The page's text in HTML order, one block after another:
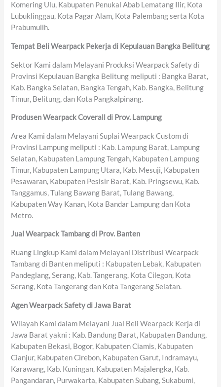
Komering Ulu, Kabupaten Penukal Abab Lematang Ilir, Kota
Lubuklinggau, Kota Pagar Alam, Kota Palembang serta Kota
Prabumulih.
Tempat Beli Wearpack Pekerja di Kepulauan Bangka Belitung
Sektor Kami dalam Melayani Produksi Wearpack Safety di
Provinsi Kepulauan Bangka Belitung meliputi : Bangka Barat,
Kab. Bangka Selatan, Bangka Tengah, Kab. Bangka, Belitung
Timur, Belitung, dan Kota Pangkalpinang.
Produsen Wearpack Coverall di Prov. Lampung
Area Kami dalam Melayani Suplai Wearpack Custom di
Provinsi Lampung meliputi : Kab. Lampung Barat, Lampung
Selatan, Kabupaten Lampung Tengah, Kabupaten Lampung
Timur, Kabupaten Lampung Utara, Kab. Mesuji, Kabupaten
Pesawaran, Kabupaten Pesisir Barat, Kab. Pringsewu, Kab.
Tanggamus, Tulang Bawang Barat, Tulang Bawang,
Kabupaten Way Kanan, Kota Bandar Lampung dan Kota
Metro.
Jual Wearpack Tambang di Prov. Banten
Ruang Lingkup Kami dalam Melayani Distribusi Wearpack
Tambang di Banten meliputi : Kabupaten Lebak, Kabupaten
Pandeglang, Serang, Kab. Tangerang, Kota Cilegon, Kota
Serang, Kota Tangerang dan Kota Tangerang Selatan.
Agen Wearpack Safety di Jawa Barat
Wilayah Kami dalam Melayani Jual Beli Wearpack Kerja di
Jawa Barat yakni : Kab. Bandung Barat, Kabupaten Bandung,
Kabupaten Bekasi, Bogor, Kabupaten Ciamis, Kabupaten
Cianjur, Kabupaten Cirebon, Kabupaten Garut, Indramayu,
Karawang, Kab. Kuningan, Kabupaten Majalengka, Kab.
Pangandaran, Purwakarta, Kabupaten Subang, Sukabumi,